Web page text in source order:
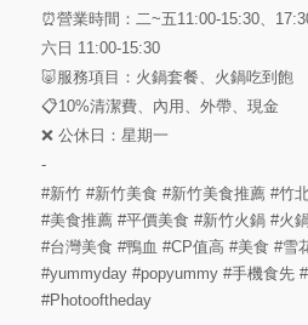
⏰營業時間：二~五11:00-15:30、
六日 11:00-15:30
🐷服務項目：火鍋套餐、火鍋吃到飽
📋10%清潔費、內用、外帶、現金
❌ 公休日：星期一
-
#新竹 #新竹美食 #新竹美食推薦 #竹
#美食推薦 #平價美食 #新竹火鍋 #火
#台灣美食 #鴨血 #CP值高 #美食 #雪
#yummyday #popyummy #手機食先
#Photooftheday